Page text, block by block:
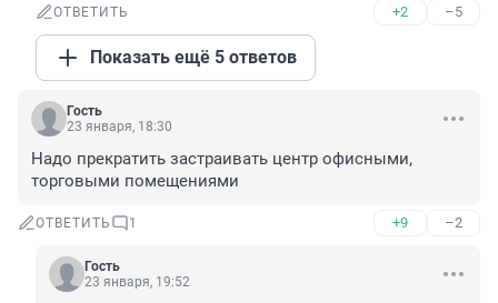
ОТВЕТИТЬ +2 –5
Показать ещё 5 ответов
Гость
23 января, 18:30
Надо прекратить застраивать центр офисными,
торговыми помещениями
ОТВЕТИТЬ 1 +9 –2
Гость
23 января, 19:52